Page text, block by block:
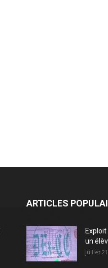
ARTICLES
un
juillet